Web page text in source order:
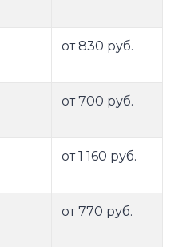
от 830 руб.
от 700 руб.
от 1 160 руб.
от 770 руб.